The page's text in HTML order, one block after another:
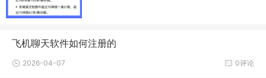
飞机聊天软件如何注册的
0评论
2026-04-07